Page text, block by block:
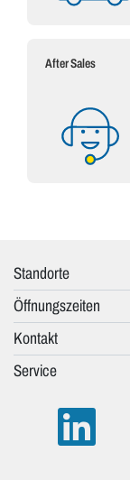
After Sales
Standorte
Öffnungszeiten
Kontakt
Service